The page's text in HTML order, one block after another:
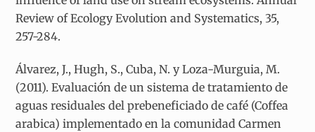
Review of Ecology Evolution and Systematics, 35,
257-284.
Álvarez, J., Hugh, S., Cuba, N. y Loza-Murguia, M.
(2011). Evaluación de un sistema de tratamiento de
aguas residuales del prebeneficiado de café (Coffea
arabica) implementado en la comunidad Carmen